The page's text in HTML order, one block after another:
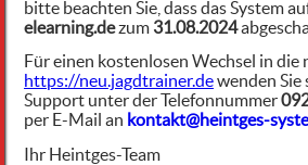
Durchführungsverordnung
JWMG Abschnitt 3:
Jagd
bitte beachten Sie, dass das System
elearning.dezum 31.08.2024
Für einen kostenlosen Wechsel in
https://neu.jagdtrainer.dewenden Sie
Support unter der Telefonnummer
per E-Mail an kontakt@heintges-
Ihr Heintges-Team